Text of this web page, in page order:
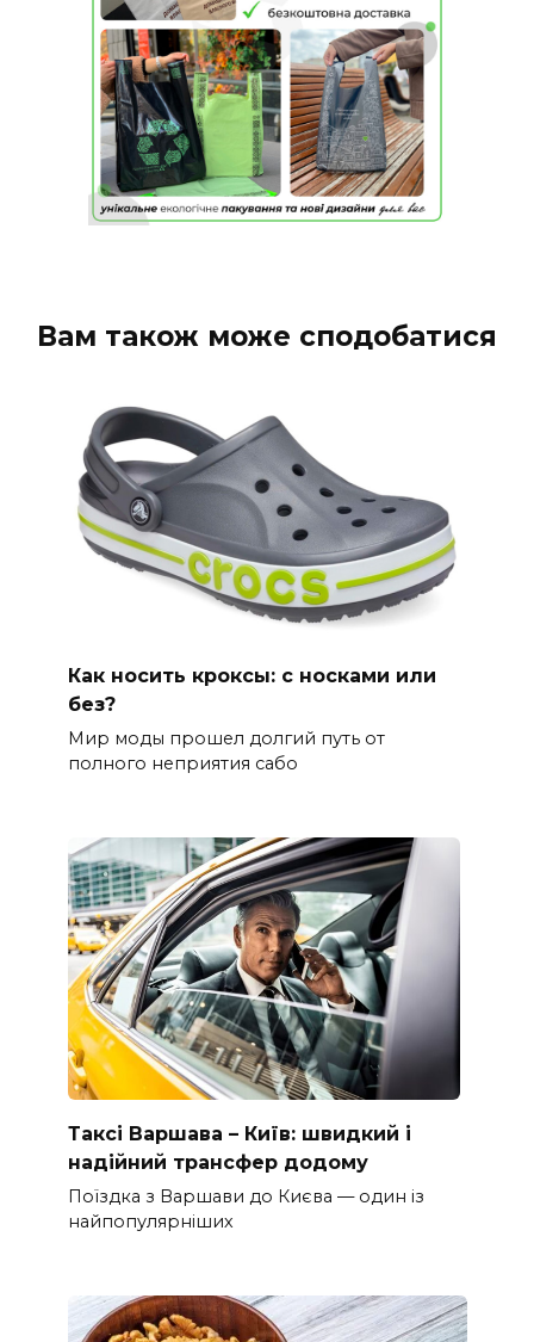
Вам також може сподобатися
Как носить кроксы: с носками или
без?
Мир моды прошел долгий путь от
полного неприятия сабо
Таксі Варшава – Київ: швидкий і
надійний трансфер додому
Поїздка з Варшави до Києва — один із
найпопулярніших